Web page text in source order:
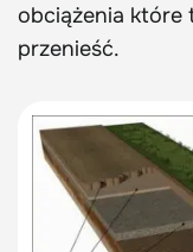
obciążenia które
przenieść.